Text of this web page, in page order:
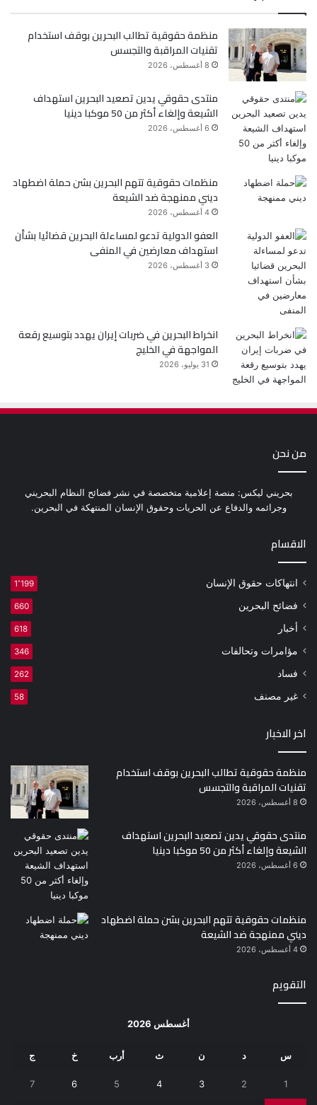
ب
و
ت
ر
منظمة حقوقية تطالب البحرين بوقف استخدام
تقنيات المراقبة والتجسس
8 أغسطس، 2026
منتدى حقوقي يدين تصعيد البحرين استهداف
الشيعة وإلغاء أكثر من 50 موكبا دينيا
6 أغسطس، 2026
منظمات حقوقية تتهم البحرين بشن حملة اضطهاد
ديني ممنهجة ضد الشيعة
4 أغسطس، 2026
العفو الدولية تدعو لمساءلة البحرين قضائيا بشأن
استهداف معارضين في المنفى
3 أغسطس، 2026
انخراط البحرين في ضربات إيران يهدد بتوسيع رقعة
المواجهة في الخليج
31 يوليو، 2026
من نحن
بحريني ليكس: منصة إعلامية متخصصة في نشر فضائح النظام البحريني
وجرائمه والدفاع عن الحريات وحقوق الإنسان المنتهكة في البحرين.
الاقسام
انتهاكات حقوق الإنسان 1٬199
فضائح البحرين 660
أخبار 618
مؤامرات وتحالفات 346
فساد 262
غير مصنف 58
اخر الاخبار
منظمة حقوقية تطالب البحرين بوقف استخدام
تقنيات المراقبة والتجسس
8 أغسطس، 2026
منتدى حقوقي يدين تصعيد البحرين استهداف
الشيعة وإلغاء أكثر من 50 موكبا دينيا
6 أغسطس، 2026
منظمات حقوقية تتهم البحرين بشن حملة اضطهاد
ديني ممنهجة ضد الشيعة
4 أغسطس، 2026
التقويم
أغسطس 2026
س د ن ث أرب خ ج
1
2
3
4
5
6
7